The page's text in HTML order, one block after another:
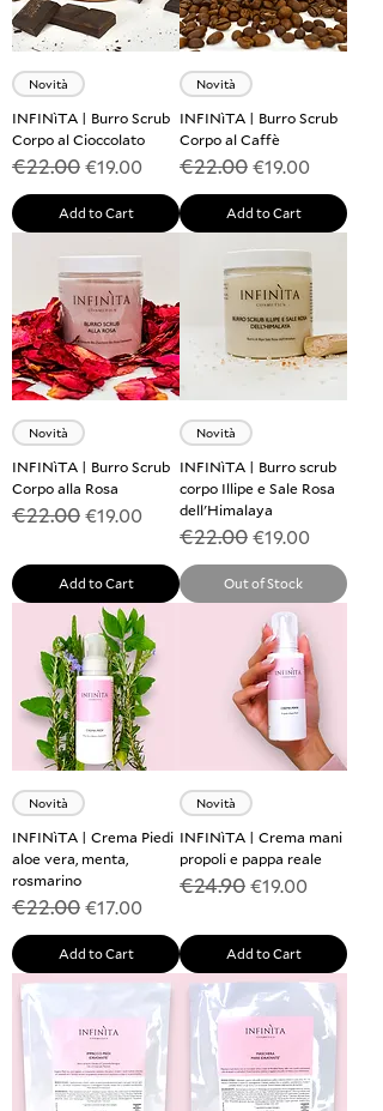
Novità
INFINìTA | Burro Scrub
Corpo al Cioccolato
Regular Price
€22.00 Sale Price
€19.00
Add to Cart
Novità
INFINìTA | Burro Scrub
Corpo al Caffè
Regular Price
€22.00 Sale Price
€19.00
Add to Cart
Novità
INFINìTA | Burro Scrub
Corpo alla Rosa
Regular Price
€22.00 Sale Price
€19.00
Add to Cart
Novità
INFINìTA | Burro scrub
corpo Illipe e Sale Rosa
dell'Himalaya
Regular Price
€22.00 Sale Price
€19.00
Out of Stock
Novità
INFINìTA | Crema Piedi
aloe vera, menta,
rosmarino
Regular Price
€22.00 Sale Price
€17.00
Add to Cart
Novità
INFINìTA | Crema mani
propoli e pappa reale
Regular Price
€24.90 Sale Price
€19.00
Add to Cart